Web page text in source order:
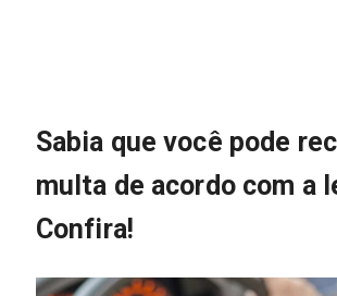
Sabia que você pode
multa de acordo com a
Confira!